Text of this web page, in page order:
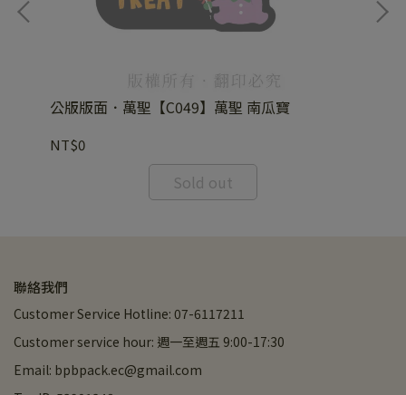
公版版面．萬聖【C049】萬聖 南瓜寶
NT$0
Sold out
聯絡我們
Customer Service Hotline: 07-6117211
Customer service hour: 週一至週五 9:00-17:30
Email: bpbpack.ec@gmail.com